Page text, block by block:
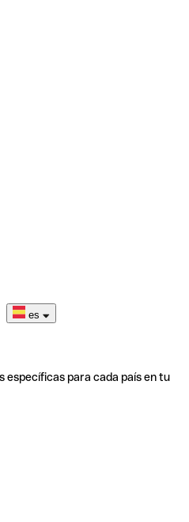
es
específicas para cada país en tu